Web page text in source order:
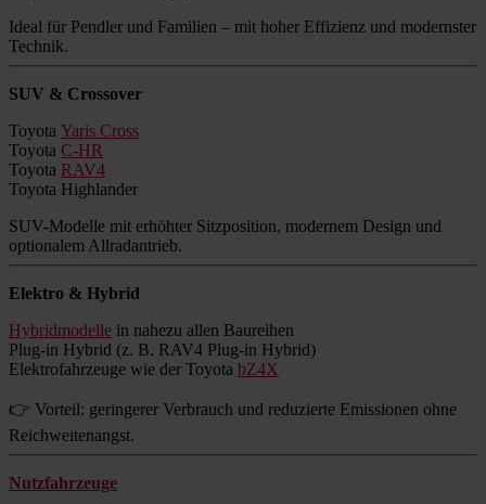
Ideal für Pendler und Familien – mit hoher Effizienz und modernster
Technik.
SUV & Crossover
Toyota Yaris Cross
Toyota C-HR
Toyota RAV4
Toyota Highlander
SUV-Modelle mit erhöhter Sitzposition, modernem Design und
optionalem Allradantrieb.
Elektro & Hybrid
Hybridmodelle in nahezu allen Baureihen
Plug-in Hybrid (z. B. RAV4 Plug-in Hybrid)
Elektrofahrzeuge wie der Toyota bZ4X
👉 Vorteil: geringerer Verbrauch und reduzierte Emissionen ohne
Reichweitenangst.
Nutzfahrzeuge